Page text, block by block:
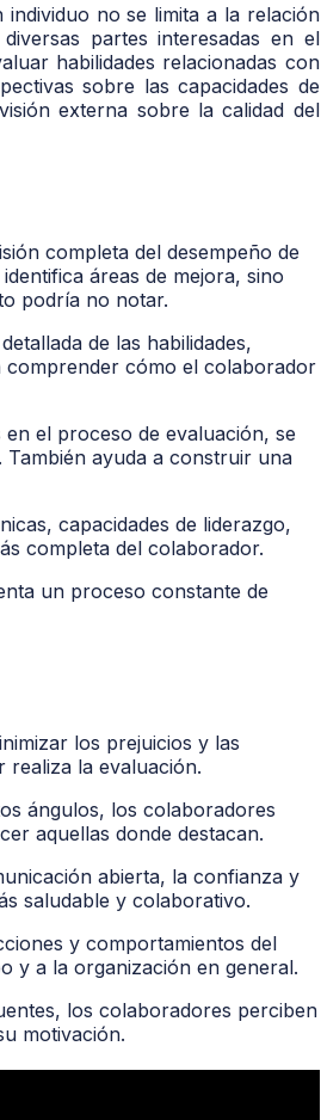
no se limita a la relación
partes interesadas en el
habilidades relacionadas con
sobre las capacidades de
externa sobre la calidad del
completa del desempeño de
áreas de mejora, sino
podría no notar.
de las habilidades,
comprender cómo el colaborador
el proceso de evaluación, se
ayuda a construir una
capacidades de liderazgo,
completa del colaborador.
un proceso constante de
los prejuicios y las
realiza la evaluación.
ángulos, los colaboradores
aquellas donde destacan.
abierta, la confianza y
saludable y colaborativo.
y comportamientos del
y a la organización en general.
los colaboradores perciben
motivación.